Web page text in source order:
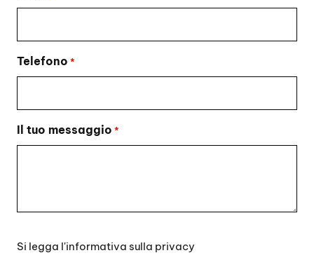
Telefono *
Il tuo messaggio *
legga
Si legga l'informativa sulla privacy